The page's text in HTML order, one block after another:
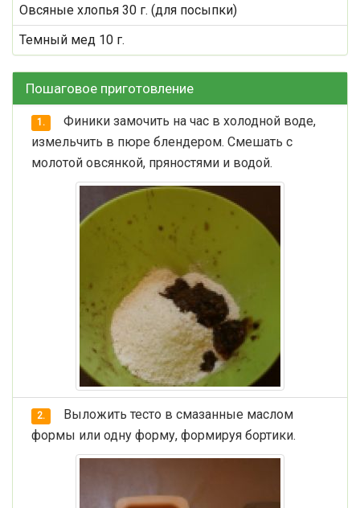
Овсяные хлопья 30 г. (для посыпки)
Темный мед 10 г.
Пошаговое приготовление
1.
Финики замочить на час в холодной воде,
измельчить в пюре блендером. Смешать с
молотой овсянкой, пряностями и водой.
2.
Выложить тесто в смазанные маслом
формы или одну форму, формируя бортики.